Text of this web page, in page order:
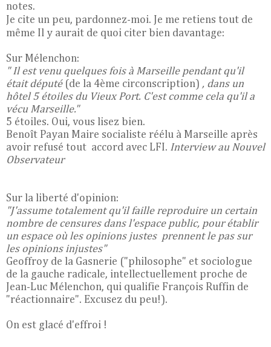
notes.
Je cite un peu, pardonnez-moi. Je me retiens tout de
même Il y aurait de quoi citer bien davantage:
Sur Mélenchon:
" Il est venu quelques fois à Marseille pendant qu'il
était député (de la 4ème circonscription) , dans un
hôtel 5 étoiles du Vieux Port. C'est comme cela qu'il a
vécu Marseille."
5 étoiles. Oui, vous lisez bien.
Benoît Payan Maire socialiste réélu à Marseille après
avoir refusé tout accord avec LFI. Interview au Nouvel
Observateur
Sur la liberté d'opinion:
"J'assume totalement qu'il faille reproduire un certain
nombre de censures dans l'espace public, pour établir
un espace où les opinions justes prennent le pas sur
les opinions injustes"
Geoffroy de la Gasnerie ("philosophe" et sociologue
de la gauche radicale, intellectuellement proche de
Jean-Luc Mélenchon, qui qualifie François Ruffin de
"réactionnaire". Excusez du peu!).
On est glacé d'effroi !